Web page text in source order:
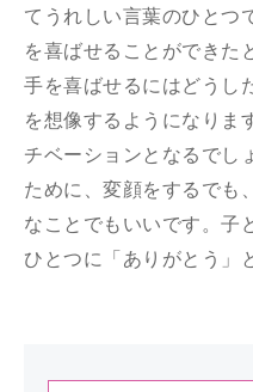
てうれしい言葉のひとつ
を喜ばせることができた
手を喜ばせるにはどうし
を想像するようになりま
チベーションとなるでし
ために、変顔をするでも
なことでもいいです。子
ひとつに「ありがとう」